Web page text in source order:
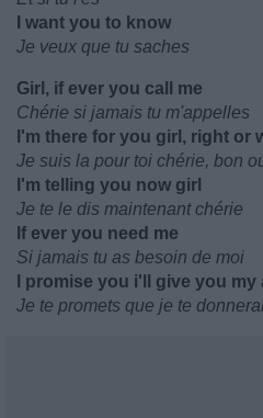
I want you to know
Je veux que tu saches
Girl, if ever you call me
Chérie si jamais tu m'appelles
I'm there for you girl, right or
Je suis la pour toi chérie, bon
I'm telling you now girl
Je te le dis maintenant chérie
If ever you need me
Si jamais tu as besoin de moi
I promise you i'll give you my
Je te promets que je te